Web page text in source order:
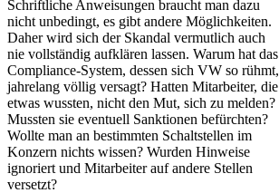
Schriftliche Anweisungen braucht man dazu
nicht unbedingt, es gibt andere Möglichkeiten.
Daher wird sich der Skandal vermutlich auch
nie vollständig aufklären lassen. Warum hat das
Compliance-System, dessen sich VW so rühmt,
jahrelang völlig versagt? Hatten Mitarbeiter, die
etwas wussten, nicht den Mut, sich zu melden?
Mussten sie eventuell Sanktionen befürchten?
Wollte man an bestimmten Schaltstellen im
Konzern nichts wissen? Wurden Hinweise
ignoriert und Mitarbeiter auf andere Stellen
versetzt?